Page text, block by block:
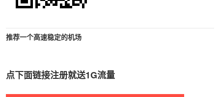
推荐一个高速稳定的机场
点下面链接注册就送1G流量